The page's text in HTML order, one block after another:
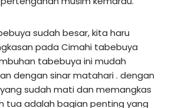
sudah besar, kita haru
pada Cimahi tabebuya
tabebuya ini mudah
dengan sinar matahari . dengan
sudah mati dan memangkas
tua adalah bagian penting yang